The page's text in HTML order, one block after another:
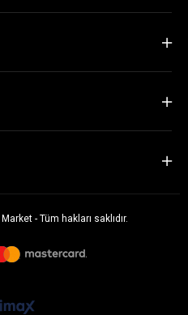
- Tüm hakları saklıdır.